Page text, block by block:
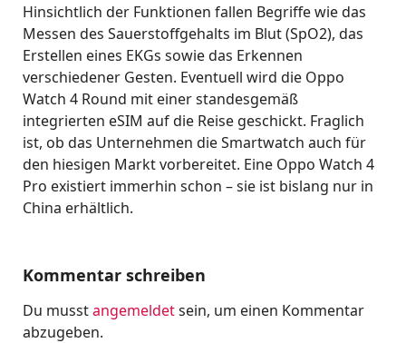
Hinsichtlich der Funktionen fallen Begriffe wie das
Messen des Sauerstoffgehalts im Blut (SpO2), das
Erstellen eines EKGs sowie das Erkennen
verschiedener Gesten. Eventuell wird die Oppo
Watch 4 Round mit einer standesgemäß
integrierten eSIM auf die Reise geschickt. Fraglich
ist, ob das Unternehmen die Smartwatch auch für
den hiesigen Markt vorbereitet. Eine Oppo Watch 4
Pro existiert immerhin schon – sie ist bislang nur in
China erhältlich.
Kommentar schreiben
Du musstangemeldetsein, um einen Kommentar
abzugeben.